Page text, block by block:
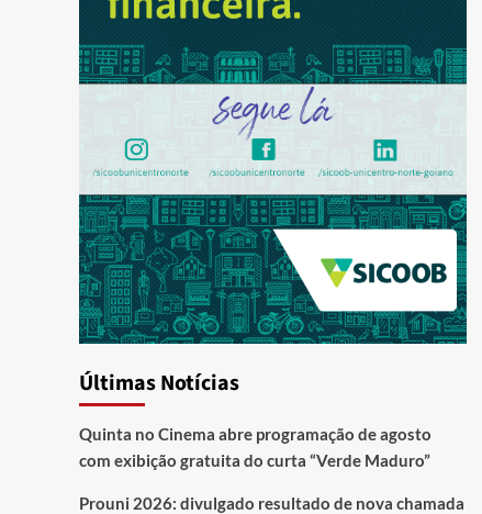
Últimas Notícias
Quinta no Cinema abre programação de agosto
com exibição gratuita do curta “Verde Maduro”
Prouni 2026: divulgado resultado de nova chamada